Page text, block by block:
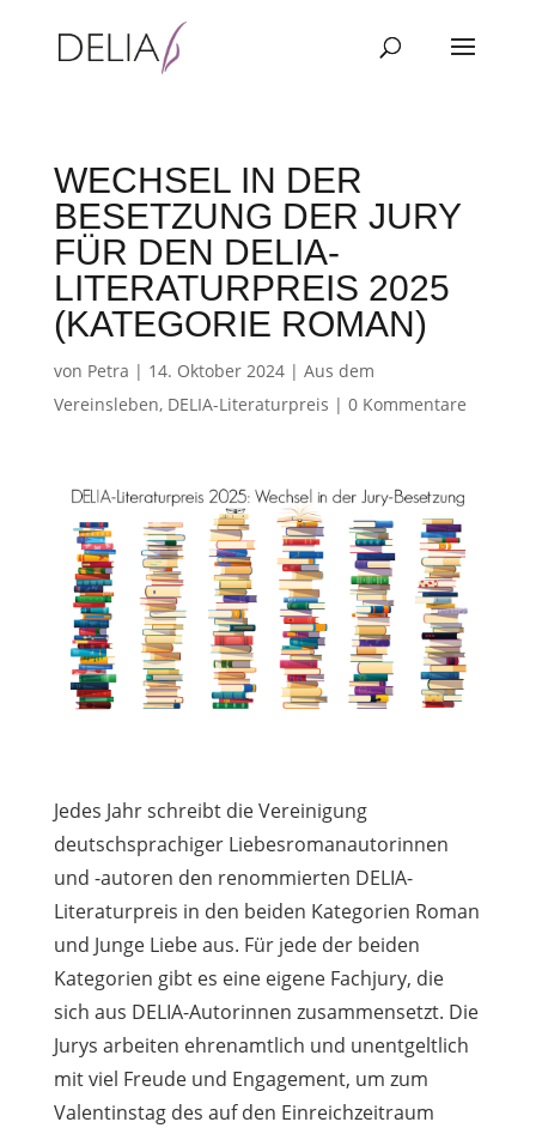
WECHSEL IN DER
BESETZUNG DER JURY
FÜR DEN DELIA-
LITERATURPREIS 2025
(KATEGORIE ROMAN)
von Petra | 14. Oktober 2024| Aus dem
Vereinsleben, DELIA-Literaturpreis | 0 Kommentare
Jedes Jahr schreibt die Vereinigung
deutschsprachiger Liebesromanautorinnen
und -autoren den renommierten DELIA-
Literaturpreis in den beiden Kategorien Roman
und Junge Liebe aus. Für jede der beiden
Kategorien gibt es eine eigene Fachjury, die
sich aus DELIA-Autorinnen zusammensetzt. Die
Jurys arbeiten ehrenamtlich und unentgeltlich
mit viel Freude und Engagement, um zum
Valentinstag des auf den Einreichzeitraum